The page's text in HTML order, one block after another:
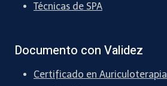
Técnicas de SPA
Documento con Validez
Certificado en Auriculoterapia